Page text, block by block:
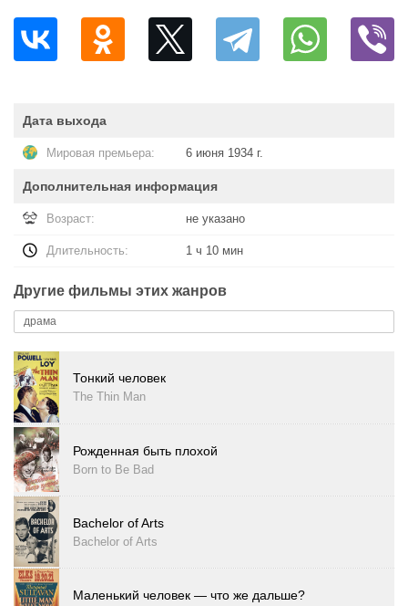
Дата выхода
Мировая премьера: 6 июня 1934 г.
Дополнительная информация
Возраст: не указано
Длительность: 1 ч 10 мин
Другие фильмы этих жанров
драма
Тонкий человек
The Thin Man
Рожденная быть плохой
Born to Be Bad
Bachelor of Arts
Bachelor of Arts
Маленький человек — что же дальше?